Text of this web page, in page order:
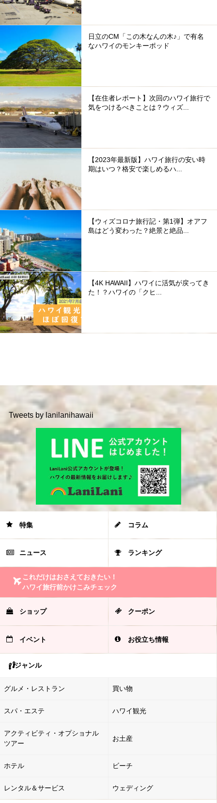
日立のCM「この木なんの木♪」で有名
なハワイのモンキーポッド
【在住者レポート】次回のハワイ旅行で
気をつけるべきことは？ウィズ...
【2023年最新版】ハワイ旅行の安い時
期はいつ？格安で楽しめるハ...
【ウィズコロナ旅行記・第1弾】オアフ
島はどう変わった？絶景と絶品...
【4K HAWAII】ハワイに活気が戻ってき
た！？ハワイの「クヒ...
Tweets by lanilanihawaii
特集 コラム
ニュース ランキング
これだけはおさえておきたい！
ハワイ旅行前かけこみチェック
ショップ クーポン
イベント お役立ち情報
ジャンル
グルメ・レストラン 買い物
スパ・エステ ハワイ観光
アクティビティ・オプショナル
ツアー
お土産
ホテル ビーチ
レンタル＆サービス ウェディング